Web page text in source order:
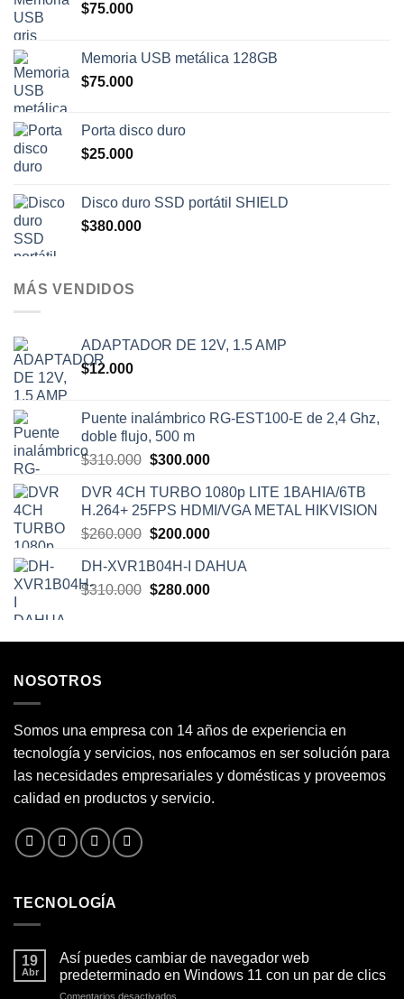
$75.000
Memoria USB metálica 128GB
$75.000
Porta disco duro
$25.000
Disco duro SSD portátil SHIELD
$380.000
MÁS VENDIDOS
ADAPTADOR DE 12V, 1.5 AMP
$12.000
Puente inalámbrico RG-EST100-E de 2,4 Ghz,
doble flujo, 500 m
$310.000 El
original
era:
$310.000.
$300.000El
actual
es:
$300.000.
DVR 4CH TURBO 1080p LITE 1BAHIA/6TB
H.264+ 25FPS HDMI/VGA METAL HIKVISION
$260.000 El
original
era:
$200.000El
actual
es:
DH-XVR1B04H-I DAHUA
$310.000 El
era:
$280.000El
es:
NOSOTROS
Somos una empresa con 14 años de experiencia en
tecnología y servicios, nos enfocamos en ser solución para
las necesidades empresariales y domésticas y proveemos
calidad en productos y servicio.
TECNOLOGÍA
19
Abr
Así puedes cambiar de navegador web
predeterminado en Windows 11 con un par de clics
Comentarios desactivados